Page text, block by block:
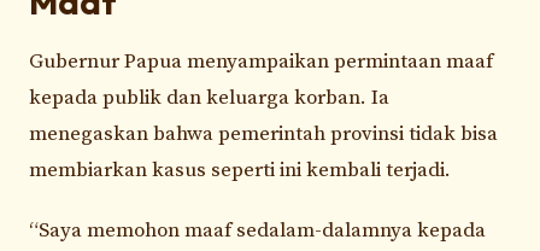
Gubernur Papua menyampaikan permintaan maaf
kepada publik dan keluarga korban. Ia
menegaskan bahwa pemerintah provinsi tidak bisa
membiarkan kasus seperti ini kembali terjadi.
“Saya memohon maaf sedalam-dalamnya kepada